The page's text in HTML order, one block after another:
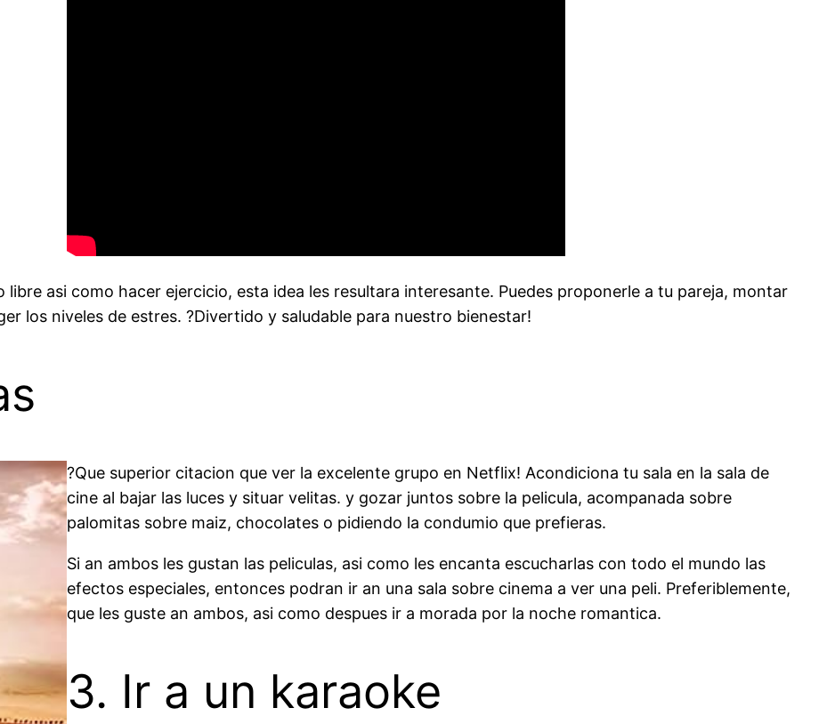
libre asi como hacer ejercicio, esta idea les resultara interesante. Puedes proponerle a tu pareja, montar
los niveles de estres. ?Divertido y saludable para nuestro bienestar!
?Que superior citacion que ver la excelente grupo en Netflix! Acondiciona tu sala en la sala de
cine al bajar las luces y situar velitas. y gozar juntos sobre la pelicula, acompanada sobre
palomitas sobre maiz, chocolates o pidiendo la condumio que prefieras.
Si an ambos les gustan las peliculas, asi como les encanta escucharlas con todo el mundo las
efectos especiales, entonces podran ir an una sala sobre cinema a ver una peli. Preferiblemente,
que les guste an ambos, asi como despues ir a morada por la noche romantica.
3. Ir a un karaoke